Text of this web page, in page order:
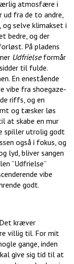
atmosfære i
ud fra de to andre,
og selve klimakset i
bedre, og der
På pladens
Udfrielse formår
til fulde.
En enestående
vibe fra shoegaze-
riffs, og en
og tæsker løs
at skabe en mur
spiller utrolig godt
også i fokus, og
lyd, bliver sangen
”Udfrielse”
vibe
godt.
kræver
villig til. For mit
gange, inden
give sig tid til at